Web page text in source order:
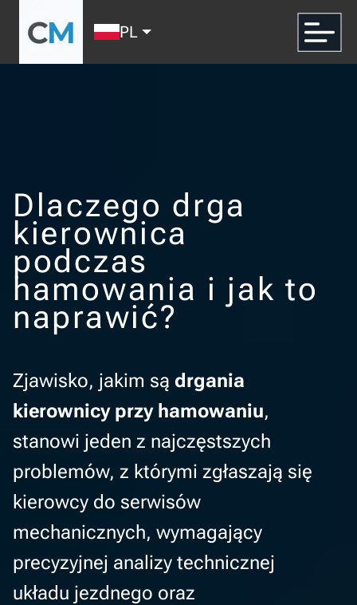
PL
Dlaczego drga
kierownica
podczas
hamowania i jak to
naprawić?
Zjawisko, jakim są drgania
kierownicy przy hamowaniu,
stanowi jeden z najczęstszych
problemów, z którymi zgłaszają się
kierowcy do serwisów
mechanicznych, wymagający
precyzyjnej analizy technicznej
układu jezdnego oraz